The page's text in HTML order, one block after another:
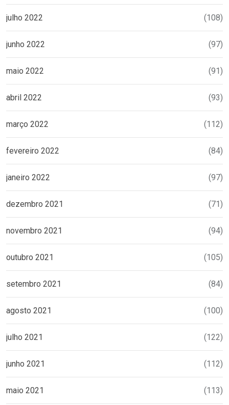
julho 2022 (108)
junho 2022 (97)
maio 2022 (91)
abril 2022 (93)
março 2022 (112)
fevereiro 2022 (84)
janeiro 2022 (97)
dezembro 2021 (71)
novembro 2021 (94)
outubro 2021 (105)
setembro 2021 (84)
agosto 2021 (100)
julho 2021 (122)
junho 2021 (112)
maio 2021 (113)